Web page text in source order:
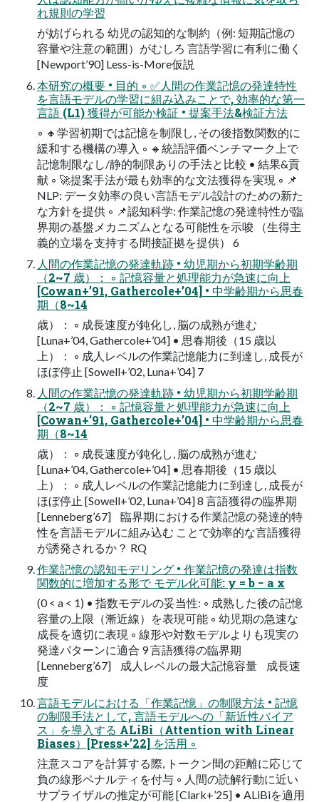
れ規則の学習
が妨げられる 幼児の認知的な制約（例: 短期記憶の
容量や注意の範囲）がむしろ ⾔語学習に有利に働く
[Newport’90] Less-is-More仮説
本研究の概要 • ⽬的 ◦ ✅⼈間の作業記憶の発達特性
を⾔語モデルの学習に組み込みことで, 効率的な第⼀
⾔語 (L1) 獲得が可能か検証 • 提案⼿法&検証⽅法
◦ 🔸学習初期では記憶を制限し, その後指数関数的に
緩和する機構の導⼊ ◦ 🔸統語評価ベンチマーク上で
記憶制限なし/静的制限ありの⼿法と⽐較 • 結果&貢
献 ◦ 🚀提案⼿法が最も効率的な⽂法獲得を実現 ◦ 📌
NLP: データ効率の良い⾔語モデル設計のための新た
な⽅針を提供 ◦ 📌認知科学: 作業記憶の発達特性が臨
界期の基盤メカニズムとなる可能性を⽰唆 （⽣得主
義的⽴場を⽀持する間接証拠を提供） 6
⼈間の作業記憶の発達軌跡 • 幼児期から初期学齢期
（2~7 歳）： ◦ 記憶容量と処理能⼒が急速に向上
[Cowan+’91, Gathercole+’04] • 中学齢期から思春
期（8~14
歳）： ◦ 成⻑速度が鈍化し, 脳の成熟が進む
[Luna+’04, Gathercole+’04] • 思春期後（15 歳以
上）： ◦ 成⼈レベルの作業記憶能⼒に到達し, 成⻑が
ほぼ停⽌ [Sowell+’02, Luna+’04] 7
⼈間の作業記憶の発達軌跡 • 幼児期から初期学齢期
（2~7 歳）： ◦ 記憶容量と処理能⼒が急速に向上
[Cowan+’91, Gathercole+’04] • 中学齢期から思春
期（8~14
歳）： ◦ 成⻑速度が鈍化し, 脳の成熟が進む
[Luna+’04, Gathercole+’04] • 思春期後（15 歳以
上）： ◦ 成⼈レベルの作業記憶能⼒に到達し, 成⻑が
ほぼ停⽌ [Sowell+’02, Luna+’04] 8 言語獲得の臨界期
[Lenneberg’67] 臨界期における作業記憶の発達的特
性を⾔語モデルに組み込む ことで効率的な⾔語獲得
が誘発されるか？ RQ
作業記憶の認知モデリング • 作業記憶の発達は指数
関数的に増加する形で モデル化可能: y = b − a x
(0 < a < 1) • 指数モデルの妥当性: ◦ 成熟した後の記憶
容量の上限（漸近線）を表現可能 ◦ 幼児期の急速な
成⻑を適切に表現 ◦ 線形や対数モデルよりも現実の
発達パターンに適合 9 言語獲得の臨界期
[Lenneberg’67] 成人レベルの最大記憶容量 成長速
度
⾔語モデルにおける「作業記憶」の制限⽅法 • 記憶
の制限⼿法として, ⾔語モデルへの「新近性バイア
ス」を導⼊する ALiBi（Attention with Linear
Biases）[Press+’22] を活⽤ ◦
注意スコアを計算する際, トークン間の距離に応じて
負の線形ペナルティを付与 ◦ ⼈間の読解⾏動に近い
サプライザルの推定が可能 [Clark+’25] • ALiBiを適⽤